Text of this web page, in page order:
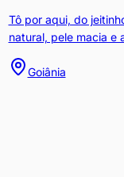
Tô por aqui, do
natural, pele macia e
Goiânia